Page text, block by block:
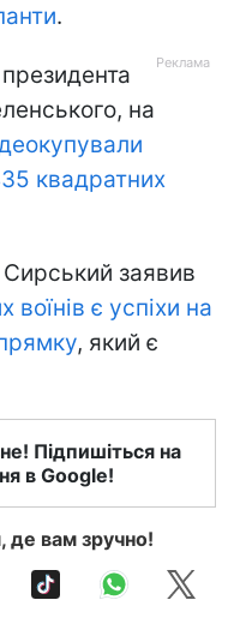
.
на
квадратних
заявив
воїнів є успіхи на
, який є
Підпишіться на
в Google!
де вам зручно!